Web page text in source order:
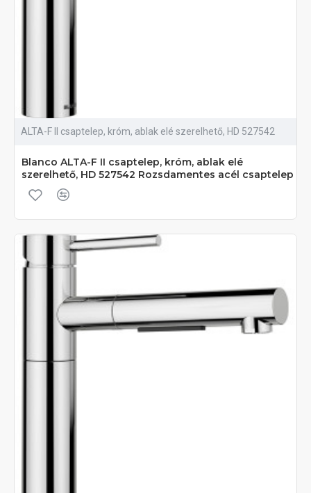
ALTA-F II csaptelep, króm, ablak elé szerelhető, HD 527542
Blanco ALTA-F II csaptelep, króm, ablak elé
szerelhető, HD 527542 Rozsdamentes acél csaptelep